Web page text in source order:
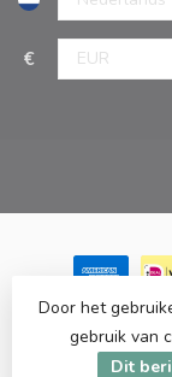
€
© Copyright
kookwinkel in
Door het
gebruik van
Dit